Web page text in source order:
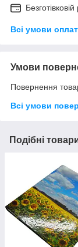
Всі умови
Умови
Повернення
Всі умови
Подібні